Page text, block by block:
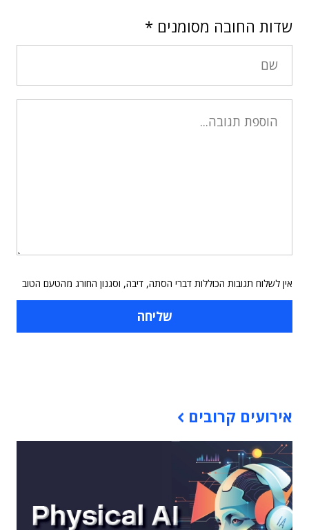
שדות החובה מסומנים *
אין לשלוח תגובות הכוללות דברי הסתה, דיבה, וסגנון החורג מהטעם הטוב
אירועים קרובים